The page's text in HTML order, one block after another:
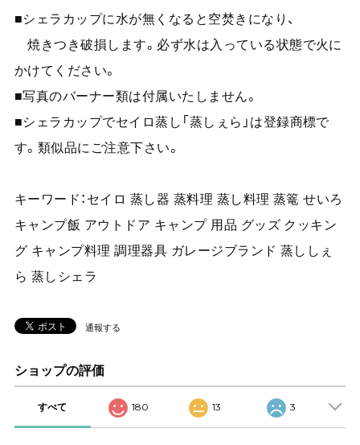
■シェラカップに水が無くなると空焚きになり、
焼きつき破損します。必ず水は入っている状態で火に
かけてください。
■写真のバーナー類は付属いたしません。
■シェラカップでセイロ蒸し「蒸しぇら」は登録商標で
す。類似品にご注意下さい。
キーワード：セイロ 蒸し器 蒸料理 蒸し料理 蒸篭 せいろ
キャンプ飯 アウトドア キャンプ 用品 グッズ クッキン
グ キャンプ料理 調理器具 ガレージブランド 蒸ししぇ
ら 蒸しシェラ
通報する
ショップの評価
すべて 180 13 3